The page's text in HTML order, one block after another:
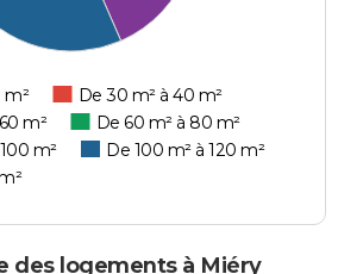
m²
De 30 m² à 40 m²
m²
De 60 m² à 80 m²
m²
De 100 m² à 120 m²
des logements à Miéry